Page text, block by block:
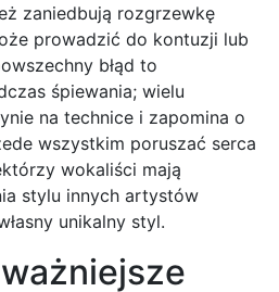
zaniedbują rozgrzewkę
prowadzić do kontuzji lub
błąd to
śpiewania; wielu
na technice i zapomina o
wszystkim poruszać serca
wokaliści mają
stylu innych artystów
unikalny styl.